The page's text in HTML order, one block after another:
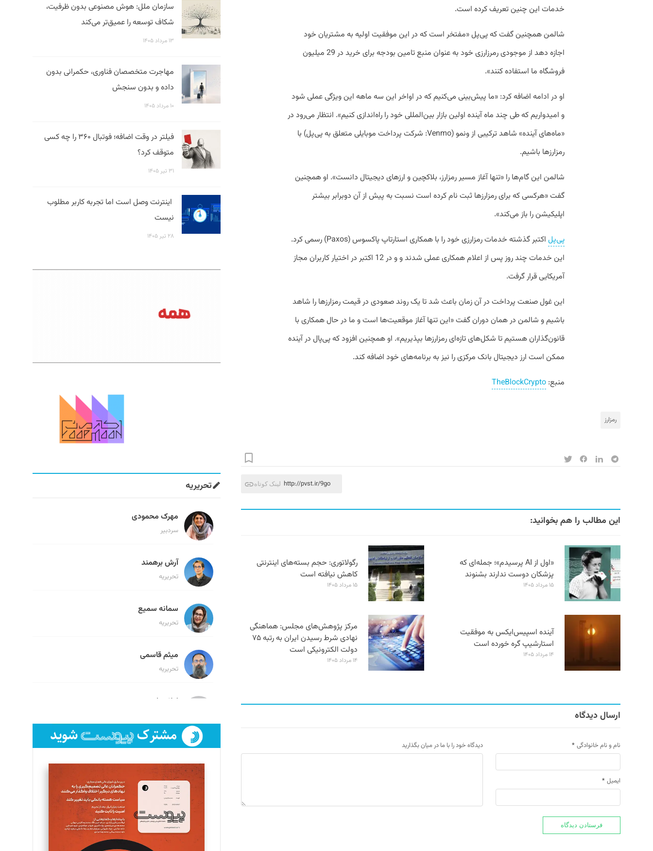
خدمات این چنین تعریف کرده است.
شالمن همچنین گفت که پی‌پل «مفتخر است که در این موفقیت اولیه به مشتریان خود
اجازه دهد از موجودی رمرزارزی خود به عنوان منبع تامین بودجه برای خرید در 29 میلیون
فروشگاه ما استفاده کنند».
او در ادامه اضافه کرد: «ما پیش‌بینی می‌کنیم که در اواخر این سه ماهه این ویژگی عملی شود
و امیدواریم که طی چند ماه آینده اولین بازار بین‌المللی خود را راه‌اندازی کنیم». انتظار می‌رود در
«ماه‌های آینده» شاهد ترکیبی از ونمو (Venmo: شرکت پرداخت موبایلی متعلق به پی‌پل) با
رمزارز‌ها باشیم.
شالمن این گام‌ها را «تنها آغاز مسیر رمزارز، بلاکچین و ارز‌های دیجیتال دانست». او همچنین
گفت «هرکسی که برای رمزارز‌ها ثبت نام کرده است نسبت به پیش از آن دوبرابر بیشتر
اپلیکیشن را باز می‌کند».
پی‌پل
اکتبر گذشته خدمات رمزارزی خود را با همکاری استارتاپ پاکسوس (Paxos) رسمی کرد.
این خدمات چند روز پس از اعلام همکاری عملی شدند و و در 12 اکتبر در اختیار کاربران مجاز
آمریکایی قرار گرفت.
این غول صنعت پرداخت در آن زمان باعث شد تا یک روند صعودی در قیمت رمزارز‌ها را شاهد
باشیم و شالمن در همان دوران گفت «این تنها آغاز موقعیت‌ها است و ما در حال همکاری با
قانون‌گذاران هستیم تا شکل‌های تازه‌ای رمزارز‌ها بپذیریم». او همچنین افزود که پی‌پال در آینده
ممکن است ارز دیجیتال بانک مرکزی را نیز به برنامه‌های خود اضافه کند.
منبع:TheBlockCrypto
رمزارز
لینک کوتاه http://pvst.ir/9go
این مطالب را هم بخوانید:
«اول از AI پرسیدم»؛ جمله‌ای که
پزشکان دوست ندارند بشنوند
۱۵ مرداد ۱۴۰۵
رگولاتوری: حجم بسته‌های اینترنتی
کاهش نیافته است
۱۵ مرداد ۱۴۰۵
آینده اسپیس‌ایکس به موفقیت
استارشیپ گره خورده است
۱۴ مرداد ۱۴۰۵
مرکز پژوهش‌های مجلس: هماهنگی
نهادی شرط رسیدن ایران به رتبه ۷۵
دولت الکترونیکی است
۱۴ مرداد ۱۴۰۵
ارسال دیدگاه
نام و نام خانوادگی *
ایمیل *
دیدگاه خود را با ما در میان بگذارید
سازمان ملل: هوش مصنوعی بدون ظرفیت،
شکاف توسعه را عمیق‌تر می‌کند
۱۳ مرداد ۱۴۰۵
مهاجرت متخصصان فناوری، حکمرانی بدون
داده و بدون سنجش
۱۰ مرداد ۱۴۰۵
فیلتر در وقت اضافه؛ فوتبال ۳۶۰ را چه کسی
متوقف کرد؟
۳۱ تیر ۱۴۰۵
اینترنت وصل است اما تجربه کاربر مطلوب
نیست
۲۸ تیر ۱۴۰۵
تحریریه
مهرک محمودی
سردبیر
آرش برهمند
تحریریه
سمانه سمیع
تحریریه
میثم قاسمی
تحریریه
لیلا حنارود
فائزه فتحی رستمی
تحریریه
سروش کرمیان
تحریریه
مینا پاکدل